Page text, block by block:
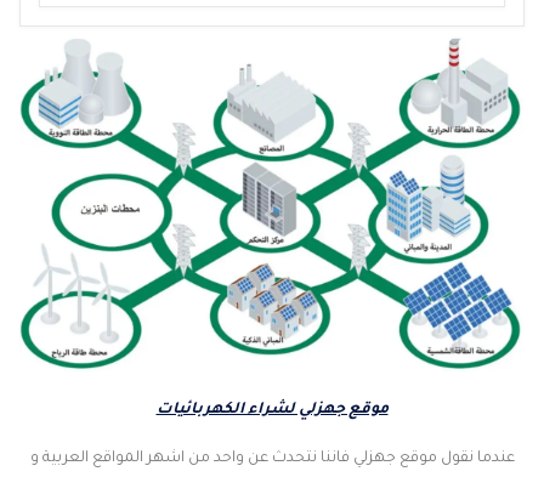
موقع جهزلي لشراء الكهربائيات
عندما نقول موقع جهزلي فاننا نتحدث عن واحد من اشهر المواقع العربية و